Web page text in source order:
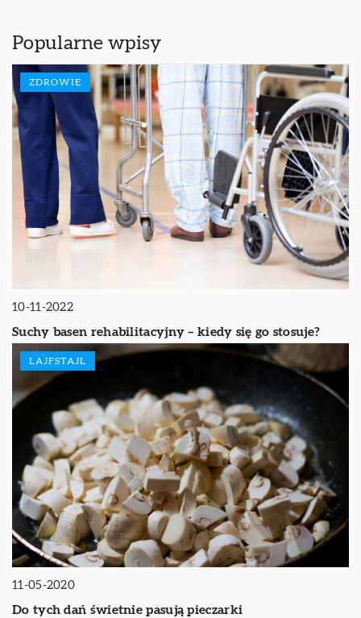
Popularne wpisy
ZDROWIE
10-11-2022
Suchy basen rehabilitacyjny – kiedy się go stosuje?
LAJFSTAJL
11-05-2020
Do tych dań świetnie pasują pieczarki